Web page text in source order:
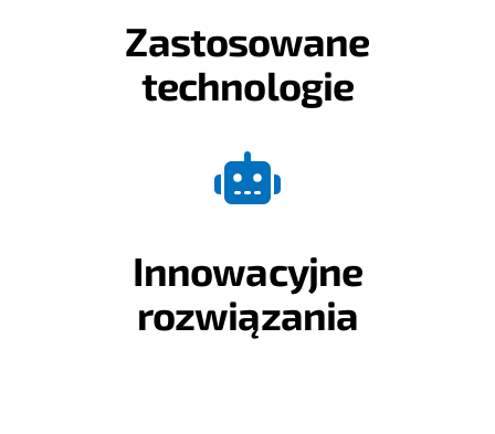
Zastosowane
technologie
Innowacyjne
rozwiązania